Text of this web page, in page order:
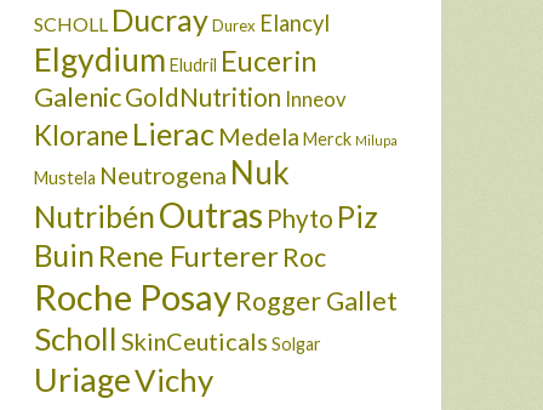
SCHOLL DucrayDurex Elancyl
Elgydium Eludril Eucerin
GalenicGoldNutrition Inneov
Klorane Lierac Medela Merck Milupa
Mustela Neutrogena Nuk
NutribénOutras Phyto Piz
Buin Rene FurtererRoc
Roche PosayRogger Gallet
Scholl SkinCeuticals Solgar
UriageVichy